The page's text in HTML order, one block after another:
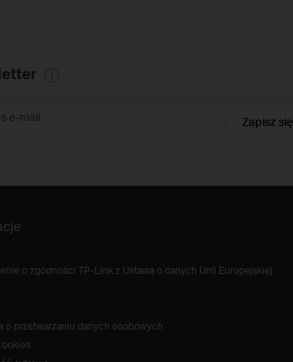
e-mail Zapisz się
o zgodności TP-Link z Ustawą o danych Unii Europejskiej
o przetwarzaniu danych osobowych